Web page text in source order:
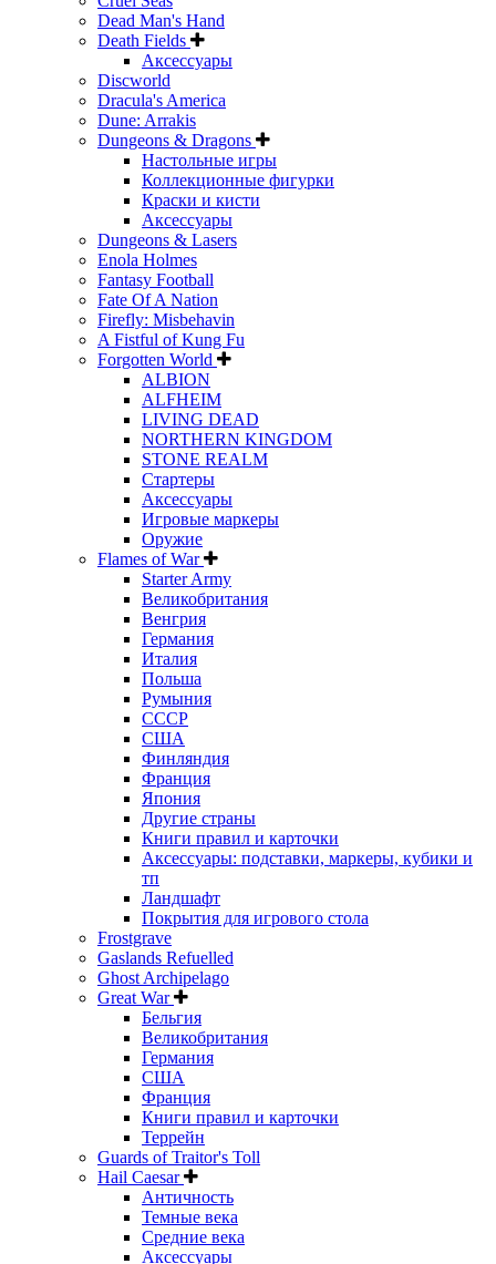
Dead Man's Hand
Death Fields
Аксессуары
Discworld
Dracula's America
Dune: Arrakis
Dungeons & Dragons
Настольные игры
Коллекционные фигурки
Краски и кисти
Аксессуары
Dungeons & Lasers
Enola Holmes
Fantasy Football
Fate Of A Nation
Firefly: Misbehavin
A Fistful of Kung Fu
Forgotten World
ALBION
ALFHEIM
LIVING DEAD
NORTHERN KINGDOM
STONE REALM
Стартеры
Аксессуары
Игровые маркеры
Оружие
Flames of War
Starter Army
Великобритания
Венгрия
Германия
Италия
Польша
Румыния
СССР
США
Финляндия
Франция
Япония
Другие страны
Книги правил и карточки
Аксессуары: подставки, маркеры, кубики и
тп
Ландшафт
Покрытия для игрового стола
Frostgrave
Gaslands Refuelled
Ghost Archipelago
Great War
Бельгия
Великобритания
Германия
США
Франция
Книги правил и карточки
Террейн
Guards of Traitor's Toll
Hail Caesar
Античность
Темные века
Средние века
Аксессуары